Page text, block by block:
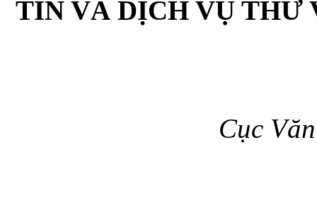
TIN VÀ DỊCH VỤ THƯ
Cục